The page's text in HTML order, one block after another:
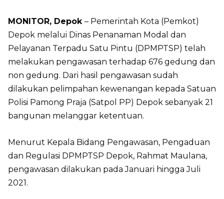
MONITOR, Depok – Pemerintah Kota (Pemkot)
Depok melalui Dinas Penanaman Modal dan
Pelayanan Terpadu Satu Pintu (DPMPTSP) telah
melakukan pengawasan terhadap 676 gedung dan
non gedung. Dari hasil pengawasan sudah
dilakukan pelimpahan kewenangan kepada Satuan
Polisi Pamong Praja (Satpol PP) Depok sebanyak 21
bangunan melanggar ketentuan.
Menurut Kepala Bidang Pengawasan, Pengaduan
dan Regulasi DPMPTSP Depok, Rahmat Maulana,
pengawasan dilakukan pada Januari hingga Juli
2021.